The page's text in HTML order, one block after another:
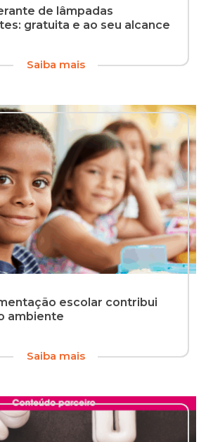
de lâmpadas
gratuita e ao seu alcance
Saiba mais
escolar contribui
ambiente
Saiba mais